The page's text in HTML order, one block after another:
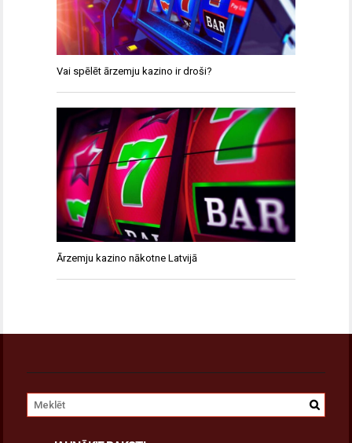
Vai spēlēt ārzemju kazino ir droši?
Ārzemju kazino nākotne Latvijā